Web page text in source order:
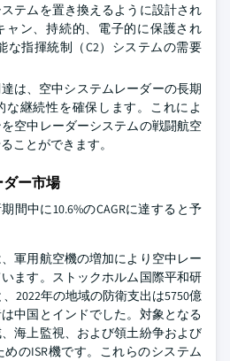
テムを置き換えるように設計され
ャン、持続的、電子的に保護され
な指揮統制（C2）システムの需要
は、空中システムレーダーの長期
な継続性を確保します。これによ
空中レーダーシステムの戦闘航空
ことができます。
ー市場
間中に10.6%のCAGRに達すると予
軍用航空機の増加により空中レー
ます。ストックホルム国際平和研
2022年の地域の防衛支出は5750億
中国とインドでした。対象となる
海上監視、および領土紛争および
のISR機です。これらのシステム